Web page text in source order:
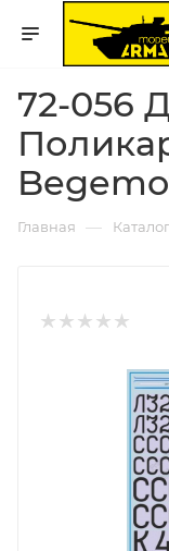
72-056
Главная — Каталог